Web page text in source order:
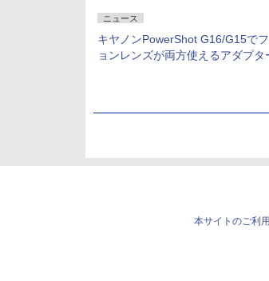
ニュース
キヤノンPowerShot G16/G15で
ョンレンズが両方使えるアダプタ
本サイトのご利